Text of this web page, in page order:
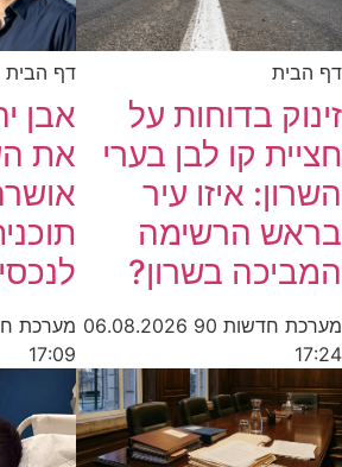
דף הבית
זינוק בדוחות על
חציית קו לבן בערי
השרון: איזו עיר
בראש הרשימה
המביכה בשרון?
מערכת חדשות 90
06.08.2026
17:24
דף הבית
אבן
את
מערכת
17:09